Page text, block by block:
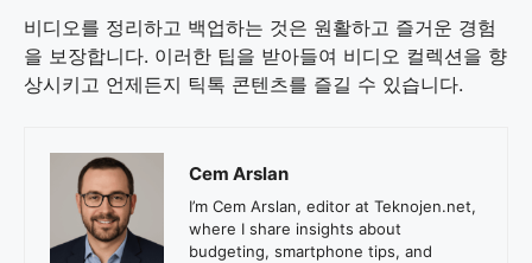
비디오를 정리하고 백업하는 것은 원활하고 즐거운 경험
을 보장합니다. 이러한 팁을 받아들여 비디오 컬렉션을 향
상시키고 언제든지 틱톡 콘텐츠를 즐길 수 있습니다.
Cem Arslan
I’m Cem Arslan, editor at Teknojen.net,
where I share insights about
budgeting, smartphone tips, and